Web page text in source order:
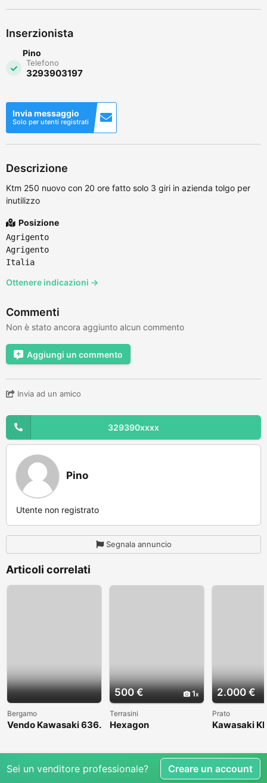
Inserzionista
Pino
Telefono
3293903197
Invia messaggio
Solo per utenti registrati
Descrizione
Ktm 250 nuovo con 20 ore fatto solo 3 giri in azienda tolgo per
inutilizzo
Posizione
Agrigento
Agrigento
Italia
Ottenere indicazioni →
Commenti
Non è stato ancora aggiunto alcun commento
Aggiungi un commento
Invia ad un amico
329390xxxx
Pino
Utente non registrato
Segnala annuncio
Articoli correlati
Bergamo
Vendo Kawasaki 636.
500 € 1
Terrasini
Hexagon
2.000 €
Prato
Kawasaki
Sei un venditore professionale? Creare un account